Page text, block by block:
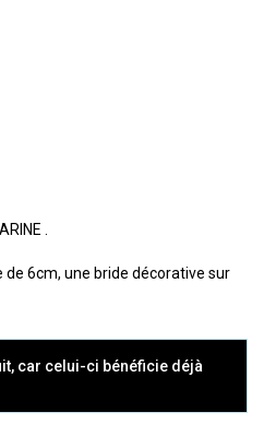
.
6cm, une bride décorative sur
car celui-ci bénéficie déjà